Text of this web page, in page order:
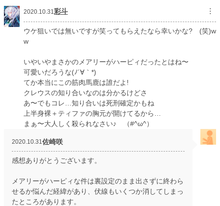
2020.10.31彩斗 ︙
ウケ狙いでは無いですが笑ってもらえたなら幸いかな? (笑)w
w
いやいやまさかのメアリーがハーピィだったとはね〜
可愛いだろうな(ﾉ´∀｀*)
てか本当にこの筋肉馬鹿は誰だよ!
クレウスの知り合いなのは分かるけどさ
あ〜でもコレ…知り合いは死刑確定かもね
上半身裸＋ティファの胸元が開けてるから…
まぁ〜大人しく殺られなさい♪ （#^ω^）
2020.10.31佐崎咲
感想ありがとうございます。
メアリーがハーピィな件は裏設定のまま出さずに終わら
せるか悩んだ経緯があり、伏線もいくつか消してしまっ
たところがあります。